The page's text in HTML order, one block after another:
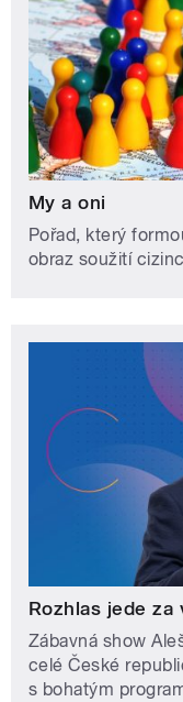
My a oni
Pořad, který
obraz soužití
Rozhlas jede za
Zábavná show
celé České
s bohatým